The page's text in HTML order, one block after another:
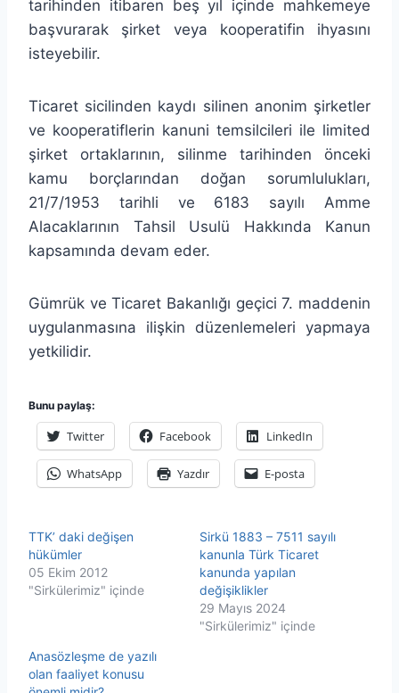
tarihinden itibaren beş yıl içinde mahkemeye
başvurarak şirket veya kooperatifin ihyasını
isteyebilir.
Ticaret sicilinden kaydı silinen anonim şirketler
ve kooperatiflerin kanuni temsilcileri ile limited
şirket ortaklarının, silinme tarihinden önceki
kamu borçlarından doğan sorumlulukları,
21/7/1953 tarihli ve 6183 sayılı Amme
Alacaklarının Tahsil Usulü Hakkında Kanun
kapsamında devam eder.
Gümrük ve Ticaret Bakanlığı geçici 7. maddenin
uygulanmasına ilişkin düzenlemeleri yapmaya
yetkilidir.
Bunu paylaş:
Twitter Facebook LinkedIn
WhatsApp Yazdır E-posta
TTK’ daki değişen
hükümler
05 Ekim 2012
"Sirkülerimiz" içinde
Sirkü 1883 – 7511 sayılı
kanunla Türk Ticaret
kanunda yapılan
değişiklikler
29 Mayıs 2024
"Sirkülerimiz" içinde
Anasözleşme de yazılı
olan faaliyet konusu